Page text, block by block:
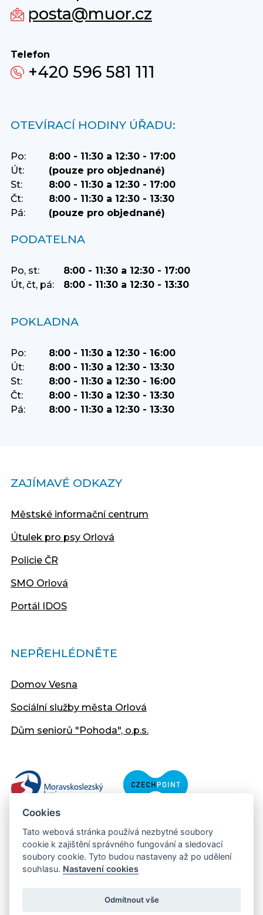
posta@muor.cz
Telefon
+420 596 581 111
OTEVÍRACÍ HODINY ÚŘADU:
Po:
8:00 - 11:30 a 12:30 - 17:00
Út:
(pouze pro objednané)
St:
8:00 - 11:30 a 12:30 - 17:00
Čt:
8:00 - 11:30 a 12:30 - 13:30
Pá:
(pouze pro objednané)
PODATELNA
Po, st:
8:00 - 11:30 a 12:30 - 17:00
Út, čt, pá:
8:00 - 11:30 a 12:30 - 13:30
POKLADNA
Po:
8:00 - 11:30 a 12:30 - 16:00
Út:
8:00 - 11:30 a 12:30 - 13:30
St:
8:00 - 11:30 a 12:30 - 16:00
Čt:
8:00 - 11:30 a 12:30 - 13:30
Pá:
8:00 - 11:30 a 12:30 - 13:30
ZAJÍMAVÉ ODKAZY
Městské informační centrum
Útulek pro psy Orlová
Policie ČR
SMO Orlová
Portál IDOS
NEPŘEHLÉDNĚTE
Domov Vesna
Sociální služby města Orlová
Dům seniorů "Pohoda", o.p.s.
Copyright © 2013 - 2026 Městský úřad Orlová
Cookies
Tato webová stránka používá nezbytné soubory
cookie k zajištění správného fungování a sledovací
soubory cookie. Tyto budou nastaveny až po udělení
souhlasu. Nastavení cookies
Odmítnout vše